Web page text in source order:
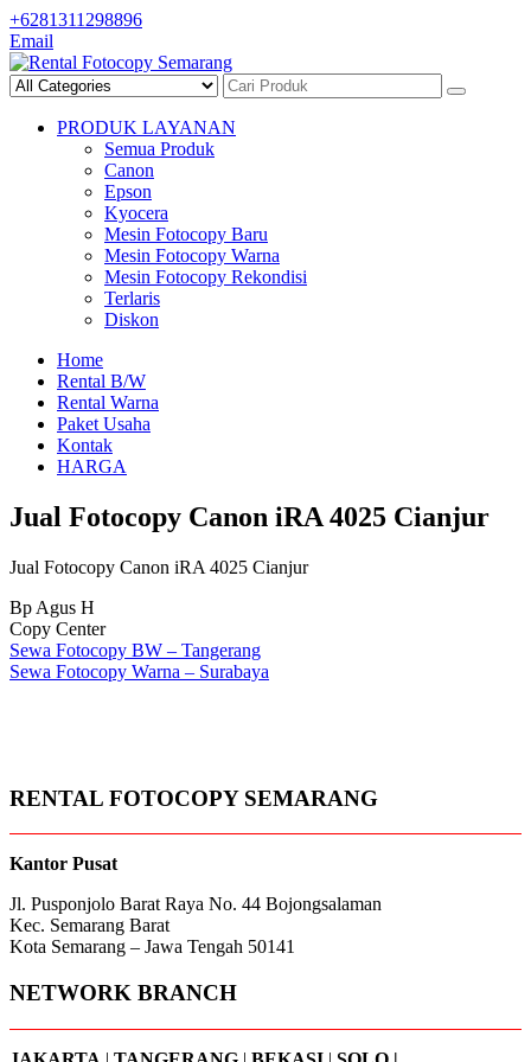
Skip
to
content
+6281311298896
Email
PRODUK LAYANAN
Semua Produk
Canon
Epson
Kyocera
Mesin Fotocopy Baru
Mesin Fotocopy Warna
Mesin Fotocopy Rekondisi
Terlaris
Diskon
Home
Rental B/W
Rental Warna
Paket Usaha
Kontak
HARGA
Jual Fotocopy Canon iRA 4025 Cianjur
Jual Fotocopy Canon iRA 4025 Cianjur
Bp Agus H
Copy Center
Post
navigation
Sewa Fotocopy BW – Tangerang
Sewa Fotocopy Warna – Surabaya
RENTAL FOTOCOPY SEMARANG
Kantor Pusat
Jl. Pusponjolo Barat Raya No. 44 Bojongsalaman
Kec. Semarang Barat
Kota Semarang – Jawa Tengah 50141
NETWORK BRANCH